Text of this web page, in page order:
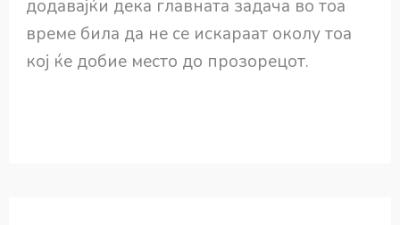
додавајќи дека главната задача во тоа
време била да не се искараат околу тоа
кој ќе добие место до прозорецот.